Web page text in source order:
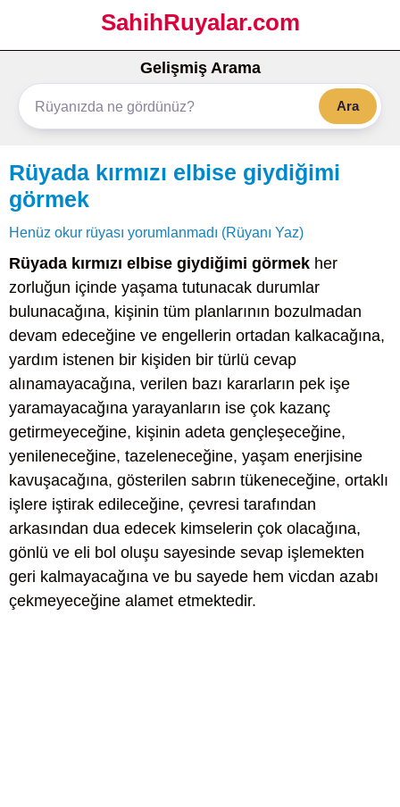
SahihRuyalar.com
Gelişmiş Arama
Ara
Rüyada kırmızı elbise giydiğimi
görmek
Henüz okur rüyası yorumlanmadı (Rüyanı Yaz)
Rüyada kırmızı elbise giydiğimi görmek her
zorluğun içinde yaşama tutunacak durumlar
bulunacağına, kişinin tüm planlarının bozulmadan
devam edeceğine ve engellerin ortadan kalkacağına,
yardım istenen bir kişiden bir türlü cevap
alınamayacağına, verilen bazı kararların pek işe
yaramayacağına yarayanların ise çok kazanç
getirmeyeceğine, kişinin adeta gençleşeceğine,
yenileneceğine, tazeleneceğine, yaşam enerjisine
kavuşacağına, gösterilen sabrın tükeneceğine, ortaklı
işlere iştirak edileceğine, çevresi tarafından
arkasından dua edecek kimselerin çok olacağına,
gönlü ve eli bol oluşu sayesinde sevap işlemekten
geri kalmayacağına ve bu sayede hem vicdan azabı
çekmeyeceğine alamet etmektedir.